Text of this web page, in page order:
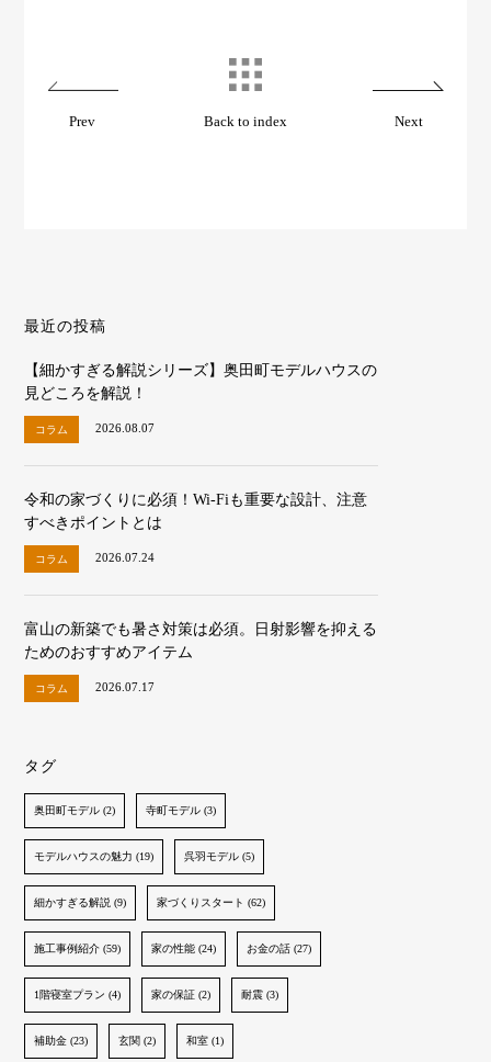
Prev Back to index Next
最近の投稿
【細かすぎる解説シリーズ】奥田町モデルハウスの
見どころを解説！
コラム 2026.08.07
令和の家づくりに必須！Wi-Fiも重要な設計、注意
すべきポイントとは
コラム 2026.07.24
富山の新築でも暑さ対策は必須。日射影響を抑える
ためのおすすめアイテム
コラム 2026.07.17
タグ
奥田町モデル (2) 寺町モデル (3)
モデルハウスの魅力 (19) 呉羽モデル (5)
細かすぎる解説 (9) 家づくりスタート (62)
施工事例紹介 (59) 家の性能 (24) お金の話 (27)
1階寝室プラン (4) 家の保証 (2) 耐震 (3)
補助金 (23) 玄関 (2) 和室 (1)